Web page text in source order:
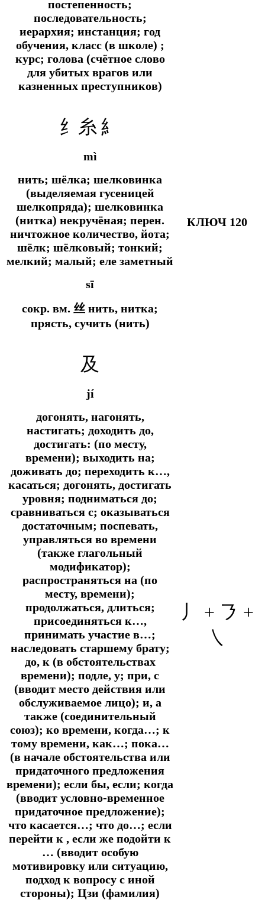
постепенность;
последовательность;
иерархия; инстанция; год
обучения, класс (в школе) ;
курс; голова (счётное слово
для убитых врагов или
казненных преступников)
纟糸 糹
mì
нить; шёлка; шелковинка
(выделяемая гусеницей
шелкопряда); шелковинка
(нитка) некручёная; перен.
ничтожное количество, йота;
шёлк; шёлковый; тонкий;
мелкий; малый; еле заметный
sī
сокр. вм. 丝 нить, нитка;
прясть, сучить (нить)
КЛЮЧ 120
及
jí
догонять, нагонять,
настигать; доходить до,
достигать: (по месту,
времени); выходить на;
доживать до; переходить к…,
касаться; догонять, достигать
уровня; подниматься до;
сравниваться с; оказываться
достаточным; поспевать,
управляться во времени
(также глагольный
модификатор);
распространяться на (по
месту, времени);
продолжаться, длиться;
присоединяться к…,
принимать участие в…;
наследовать старшему брату;
до, к (в обстоятельствах
времени); подле, у; при, с
(вводит место действия или
обслуживаемое лицо); и, а
также (соединительный
союз); ко времени, когда…; к
тому времени, как…; пока…
(в начале обстоятельства или
придаточного предложения
времени); если бы, если; когда
(вводит условно-временное
придаточное предложение);
что касается…; что до…; если
перейти к , если же подойти к
… (вводит особую
мотивировку или ситуацию,
подход к вопросу с иной
стороны); Цзи (фамилия)
丿 + ㇋ +
㇏